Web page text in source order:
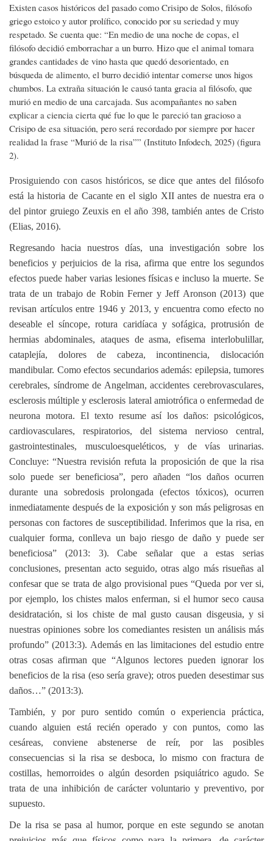
Existen casos históricos del pasado como Crisipo de Solos, filósofo
griego estoico y autor prolífico, conocido por su seriedad y muy
respetado. Se cuenta que: “En medio de una noche de copas, el
filósofo decidió emborrachar a un burro. Hizo que el animal tomara
grandes cantidades de vino hasta que quedó desorientado, en
búsqueda de alimento, el burro decidió intentar comerse unos higos
chumbos. La extraña situación le causó tanta gracia al filósofo, que
murió en medio de una carcajada. Sus acompañantes no saben
explicar a ciencia cierta qué fue lo que le pareció tan gracioso a
Crisipo de esa situación, pero será recordado por siempre por hacer
realidad la frase “Murió de la risa”” (Instituto Infodech, 2025) (figura
2).
Prosiguiendo con casos históricos, se dice que antes del filósofo
está la historia de Cacante en el siglo XII antes de nuestra era o
del pintor gruiego Zeuxis en el año 398, también antes de Cristo
(Elias, 2016).
Regresando hacia nuestros días, una investigación sobre los
beneficios y perjuicios de la risa, afirma que entre los segundos
efectos puede haber varias lesiones físicas e incluso la muerte. Se
trata de un trabajo de Robin Ferner y Jeff Aronson (2013) que
revisan artículos entre 1946 y 2013, y encuentra como efecto no
deseable el síncope, rotura caridíaca y sofágica, protrusión de
hermias abdominales, ataques de asma, efisema interlobulillar,
cataplejía, dolores de cabeza, incontinencia, dislocación
mandibular. Como efectos secundarios además: epilepsia, tumores
cerebrales, síndrome de Angelman, accidentes cerebrovasculares,
esclerosis múltiple y esclerosis lateral amiotrófica o enfermedad de
neurona motora. El texto resume así los daños: psicológicos,
cardiovasculares, respiratorios, del sistema nervioso central,
gastrointestinales, musculoesqueléticos, y de vías urinarias.
Concluye: “Nuestra revisión refuta la proposición de que la risa
solo puede ser beneficiosa”, pero añaden “los daños ocurren
durante una sobredosis prolongada (efectos tóxicos), ocurren
inmediatamente después de la exposición y son más peligrosas en
personas con factores de susceptibilidad. Inferimos que la risa, en
cualquier forma, conlleva un bajo riesgo de daño y puede ser
beneficiosa” (2013: 3). Cabe señalar que a estas serias
conclusiones, presentan acto seguido, otras algo más risueñas al
confesar que se trata de algo provisional pues “Queda por ver si,
por ejemplo, los chistes malos enferman, si el humor seco causa
desidratación, si los chiste de mal gusto causan disgeusia, y si
nuestras opiniones sobre los comediantes resisten un análisis más
profundo” (2013:3). Además en las limitaciones del estudio entre
otras cosas afirman que “Algunos lectores pueden ignorar los
beneficios de la risa (eso sería grave); otros pueden desestimar sus
daños…” (2013:3).
También, y por puro sentido común o experiencia práctica,
cuando alguien está recién operado y con puntos, como las
cesáreas, conviene abstenerse de reír, por las posibles
consecuencias si la risa se desboca, lo mismo con fractura de
costillas, hemorroides o algún desorden psiquiátrico agudo. Se
trata de una inhibición de carácter voluntario y preventivo, por
supuesto.
De la risa se pasa al humor, porque en este segundo se anotan